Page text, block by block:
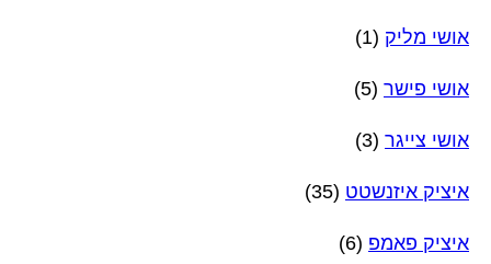
אושי מליק (1)
אושי פישר (5)
אושי צייגר (3)
איציק איזנשטט (35)
איציק פאמפ (6)